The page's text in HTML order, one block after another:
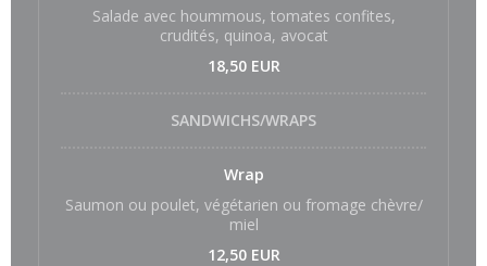
Salade avec hoummous, tomates confites,
crudités, quinoa, avocat
18,50 EUR
SANDWICHS/WRAPS
Wrap
Saumon ou poulet, végétarien ou fromage chèvre/
miel
12,50 EUR